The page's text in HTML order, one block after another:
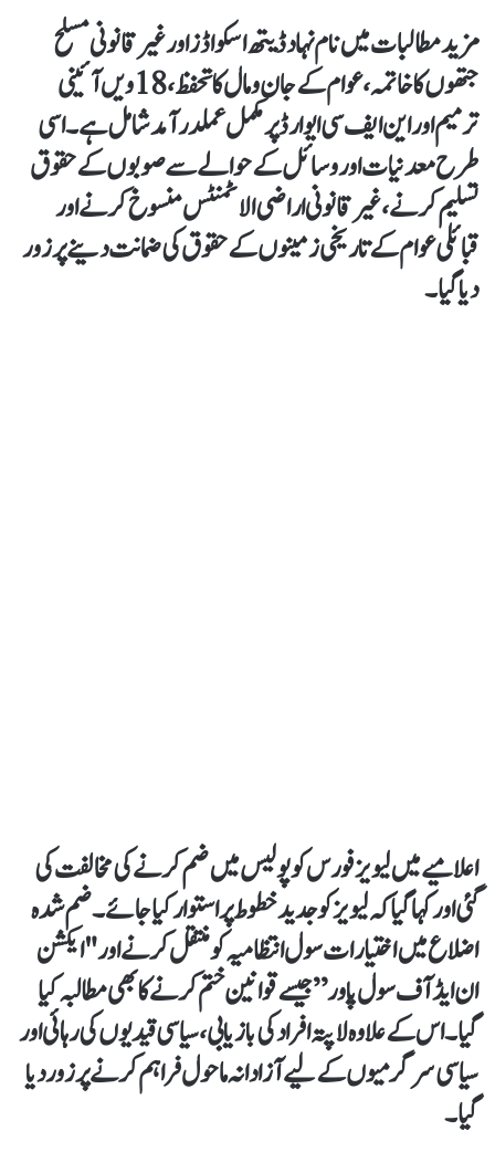
مزید مطالبات میں نام نہاد ڈیتھ اسکواڈز اور غیر قانونی مسلح
جتھوں کا خاتمہ، عوام کے جان و مال کا تحفظ، 18ویں آئینی
ترمیم اور این ایف سی ایوارڈ پر مکمل عملدرآمد شامل ہے۔ اسی
طرح معدنیات اور وسائل کے حوالے سے صوبوں کے حقوق
تسلیم کرنے، غیر قانونی اراضی الاٹمنٹس منسوخ کرنے اور
قبائلی عوام کے تاریخی زمینوں کے حقوق کی ضمانت دینے پر زور
دیا گیا۔
اعلامیے میں لیویز فورس کو پولیس میں ضم کرنے کی مخالفت کی
گئی اور کہا گیا کہ لیویز کو جدید خطوط پر استوار کیا جائے۔ ضم شدہ
اضلاع میں اختیارات سول انتظامیہ کو منتقل کرنے اور "ایکشن
ان ایڈ آف سول پاور” جیسے قوانین ختم کرنے کا بھی مطالبہ کیا
گیا۔ اس کے علاوہ لاپتہ افراد کی بازیابی، سیاسی قیدیوں کی رہائی اور
سیاسی سرگرمیوں کے لیے آزادانہ ماحول فراہم کرنے پر زور دیا
گیا۔